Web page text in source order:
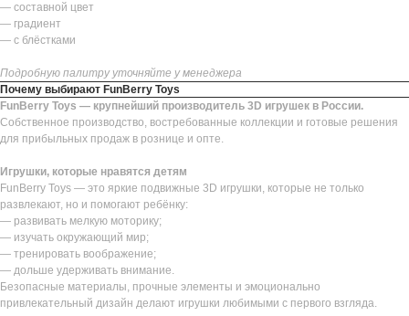
— составной цвет
— градиент
— с блёстками
Подробную палитру уточняйте у менеджера
Почему выбирают FunBerry Toys
FunBerry Toys — крупнейший производитель 3D игрушек в России.
Собственное производство, востребованные коллекции и готовые решения
для прибыльных продаж в рознице и опте.
Игрушки, которые нравятся детям
FunBerry Toys — это яркие подвижные 3D игрушки, которые не только
развлекают, но и помогают ребёнку:
— развивать мелкую моторику;
— изучать окружающий мир;
— тренировать воображение;
— дольше удерживать внимание.
Безопасные материалы, прочные элементы и эмоционально
привлекательный дизайн делают игрушки любимыми с первого взгляда.